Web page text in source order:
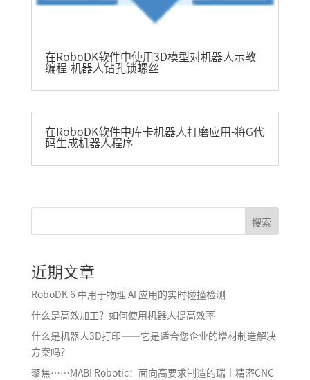
在RoboDK软件中使用3D模型对机器人示教
编程-机器人钻孔锁螺丝
在RoboDK软件中库卡机器人打磨应用-将G代
码生成机器人程序
搜索
近期文章
RoboDK 6 中用于物理 AI 应用的实时碰撞检测
什么是高效加工？如何使用机器人提高效率
什么是机器人3D打印——它是适合您企业的增材制造解决
方案吗？
聚焦……MABI Robotic：面向高要求制造的瑞士精密CNC